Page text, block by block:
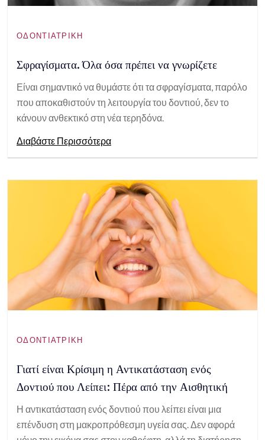
ΟΔΟΝΤΙΑΤΡΙΚΉ
Σφραγίσματα. Όλα όσα πρέπει να γνωρίζετε
Είναι σημαντικό να θυμάστε ότι τα σφραγίσματα, παρόλο
που αποκαθιστούν τη λειτουργία του δοντιού, δεν το
κάνουν ανθεκτικό στη νέα τερηδόνα.
Διαβάστε Περισσότερα
ΟΔΟΝΤΙΑΤΡΙΚΉ
Γιατί είναι Κρίσιμη η Αντικατάσταση ενός
Δοντιού που Λείπει: Πέρα από την Αισθητική
Η αντικατάσταση ενός δοντιού που λείπει είναι μια
επένδυση στη μακροπρόθεσμη υγεία σας. Δεν αφορά